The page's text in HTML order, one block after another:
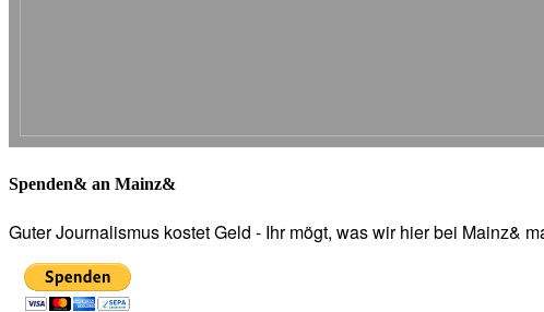
Spenden& an Mainz&
Guter Journalismus kostet Geld - Ihr mögt, was wir hier bei Mainz&